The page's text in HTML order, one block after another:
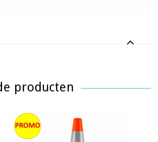
producten